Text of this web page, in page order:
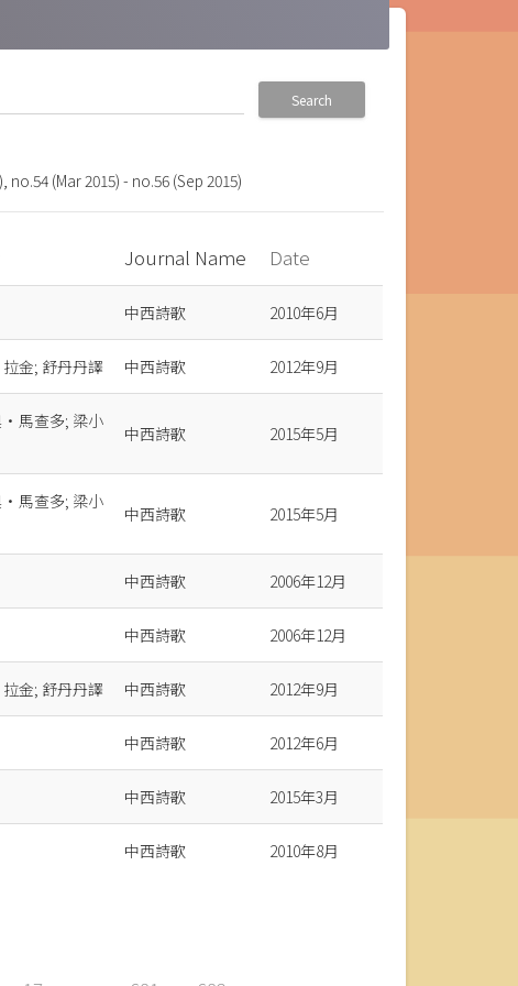
Search
no.54 (Mar 2015) - no.56 (Sep 2015)
Journal Name Date
中西詩歌 2010年6月
金; 舒丹丹譯 中西詩歌 2012年9月
•馬查多; 梁小
中西詩歌 2015年5月
•馬查多; 梁小
中西詩歌 2015年5月
中西詩歌 2006年12月
中西詩歌 2006年12月
金; 舒丹丹譯 中西詩歌 2012年9月
中西詩歌 2012年6月
中西詩歌 2015年3月
中西詩歌 2010年8月